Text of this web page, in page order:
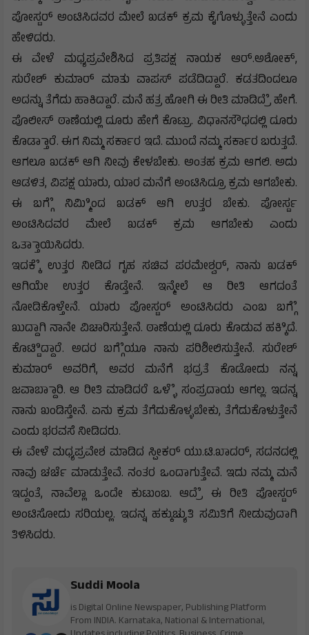
ಪೋಸ್ಟರ್ ಅಂಟಿಸಿದವರ ಮೇಲೆ ಖಡಕ್ ಕ್ರಮ ಕೈಗೊಳ್ಳುತ್ತೇನೆ ಎಂದು
ಹೇಳಿದರು.
ಈ ವೇಳೆ ಮಧ್ಯಪ್ರವೇಶಿಸಿದ ಪ್ರತಿಪಕ್ಷ ನಾಯಕ ಆರ್.ಅಶೋಕ್,
ಸುರೇಶ್ ಕುಮಾರ್ ಮಾತು ವಾಪಸ್ ಪಡೆದಿದ್ದಾರೆ. ಕಡತದಿಂದಲೂ
ಅದನ್ನು ತೆಗೆದು ಹಾಕಿದ್ದಾರೆ. ಮನೆ ಹತ್ರ ಹೋಗಿ ಈ ರೀತಿ ಮಾಡಿದ್ರೆೆ ಹೇಗೆ.
ಪೊಲೀಸ್ ಠಾಣೆಯಲ್ಲಿ ದೂರು ಹೇಗೆ ಕೊಟ್ರು. ವಿಧಾನಸೌಧದಲ್ಲಿ ದೂರು
ಕೊಡ್ತಾಾರೆ. ಈಗ ನಿಮ್ಮ ಸರ್ಕಾರ ಇದೆ. ಮುಂದೆ ನಮ್ಮ ಸರ್ಕಾರ ಬರುತ್ತದೆ.
ಆಗಲೂ ಖಡಕ್ ಆಗಿ ನೀವು ಕೇಳಬೇಕು. ಅಂತಹ ಕ್ರಮ ಆಗಲಿ. ಅದು
ಆಡಳಿತ, ವಿಪಕ್ಷ ಯಾರು, ಯಾರ ಮನೆಗೆ ಅಂಟಿಸಿದ್ರೂ ಕ್ರಮ ಆಗಬೇಕು.
ಈ ಬಗ್ಗೆೆ ನಿಮ್ಮಿಿಂದ ಖಡಕ್ ಆಗಿ ಉತ್ತರ ಬೇಕು. ಪೋರ್ಸ್ಟ
ಅಂಟಿಸಿದವರ ಮೇಲೆ ಖಡಕ್ ಕ್ರಮ ಆಗಬೇಕು ಎಂದು
ಒತ್ತಾಾಯಿಸಿದರು.
ಇದಕ್ಕೆೆ ಉತ್ತರ ನೀಡಿದ ಗೃಹ ಸಚಿವ ಪರಮೇಶ್ವರ್, ನಾನು ಖಡಕ್
ಆಗಿಯೇ ಉತ್ತರ ಕೊಡ್ತೇನೆ. ಇನ್ಮೇಲೆ ಆ ರೀತಿ ಆಗದಂತೆ
ನೋಡಿಕೊಳ್ತೇನೆ. ಯಾರು ಪೋಸ್ಟರ್ ಅಂಟಿಸಿದರು ಎಂಬ ಬಗ್ಗೆೆ
ಖುದ್ದಾಗಿ ನಾನೇ ವಿಚಾರಿಸುತ್ತೇನೆ. ಠಾಣೆಯಲ್ಲಿ ದೂರು ಕೊಡುವ ಹಕ್ಕಿಿದೆ.
ಕೊಟ್ಟಿಿದ್ದಾರೆ. ಅದರ ಬಗ್ಗೆೆಯೂ ನಾನು ಪರಿಶೀಲಿಸುತ್ತೇನೆ. ಸುರೇಶ್
ಕುಮಾರ್ ಅವರಿಗೆ, ಅವರ ಮನೆಗೆ ಭದ್ರತೆ ಕೊಡೋದು ನನ್ನ
ಜವಾಬ್ದಾಾರಿ. ಆ ರೀತಿ ಮಾಡಿದರೆ ಒಳ್ಳೆೆ ಸಂಪ್ರದಾಯ ಆಗಲ್ಲ. ಇದನ್ನ
ನಾನು ಖಂಡಿಸ್ತೇನೆ. ಏನು ಕ್ರಮ ತೆಗೆದುಕೊಳ್ಳಬೇಕು, ತೆಗೆದುಕೊಳುತ್ತೇನೆ
ಎಂದು ಭರವಸೆ ನೀಡಿದರು.
ಈ ವೇಳೆ ಮಧ್ಯಪ್ರವೇಶ ಮಾಡಿದ ಸ್ಪೀಕರ್ ಯು.ಟಿ.ಖಾದರ್, ಸದನದಲ್ಲಿ
ನಾವು ಚರ್ಚೆ ಮಾಡುತ್ತೇವೆ. ನಂತರ ಒಂದಾಗುತ್ತೇವೆ. ಇದು ನಮ್ಮ ಮನೆ
ಇದ್ದಂತೆ, ನಾವೆಲ್ಲಾ ಒಂದೇ ಕುಟುಂಬ. ಆದ್ರೆೆ ಈ ರೀತಿ ಪೋಸ್ಟರ್
ಅಂಟಿಸೋದು ಸರಿಯಲ್ಲ. ಇದನ್ನ ಹಕ್ಕುಚ್ಯುತಿ ಸಮಿತಿಗೆ ನೀಡುವುದಾಗಿ
ತಿಳಿಸಿದರು.
Suddi Moola
is Digital Online Newspaper, Publishing Platform
From INDIA. Karnataka, National & International,